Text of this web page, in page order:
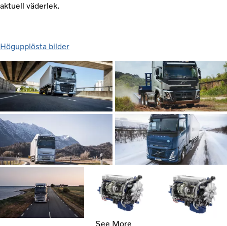
aktuell väderlek.
Högupplösta bilder
See More